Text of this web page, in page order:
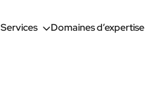
Services Domaines d’expertise